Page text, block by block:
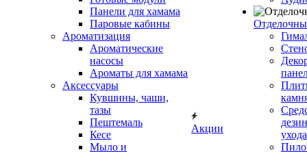
Панели для хамама
Паровые кабины
Ароматизация
Ароматические
насосы
Ароматы для хамама
Аксессуары
Кувшины, чаши,
тазы
Пештемаль
Кесе
Мыло и
Акции
ухода